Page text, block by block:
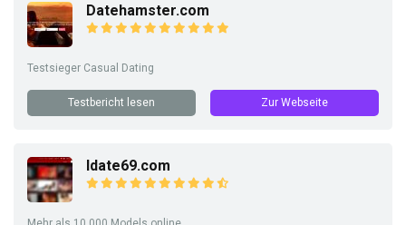
Datehamster.com
Testsieger Casual Dating
Testbericht lesen Zur Webseite
Idate69.com